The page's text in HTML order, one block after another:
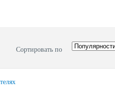
Сортировать по